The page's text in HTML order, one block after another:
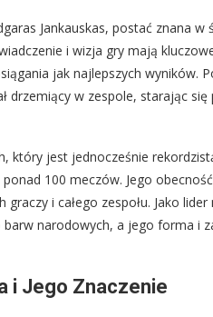
Jankauskas, postać znana w
i wizja gry mają
jak najlepszych wyników.
drzemiący w zespole, starając
który jest jednocześnie
100 meczów. Jego
i całego zespołu. Jako
narodowych, a jego forma i
i Jego Znaczenie